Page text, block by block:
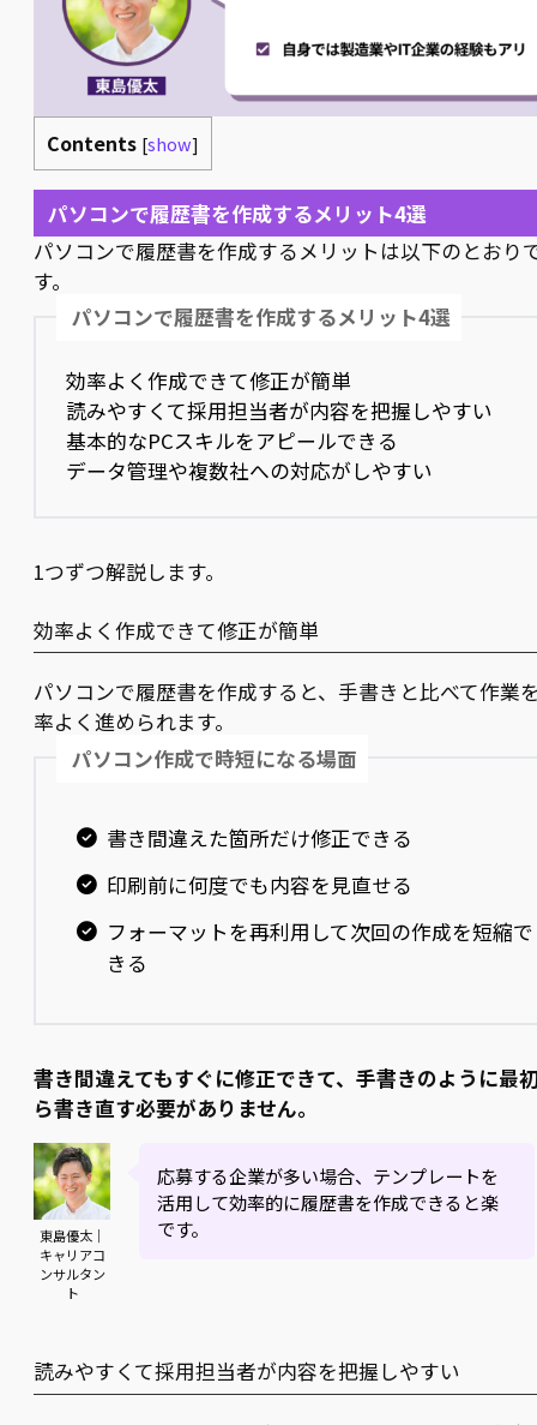
Contents [show]
パソコンで履歴書を作成するメリット4選
パソコンで履歴書を作成するメリットは以下のとおり
す。
パソコンで履歴書を作成するメリット4選
効率よく作成できて修正が簡単
読みやすくて採用担当者が内容を把握しやすい
基本的なPCスキルをアピールできる
データ管理や複数社への対応がしやすい
1つずつ解説します。
効率よく作成できて修正が簡単
パソコンで履歴書を作成すると、手書きと比べて作業
率よく進められます。
パソコン作成で時短になる場面
書き間違えた箇所だけ修正できる
印刷前に何度でも内容を見直せる
フォーマットを再利用して次回の作成を短縮で
きる
書き間違えてもすぐに修正できて、手書きのように最
ら書き直す必要がありません。
東島優太｜
キャリアコ
ンサルタン
ト
応募する企業が多い場合、テンプレートを
活用して効率的に履歴書を作成できると楽
です。
読みやすくて採用担当者が内容を把握しやすい